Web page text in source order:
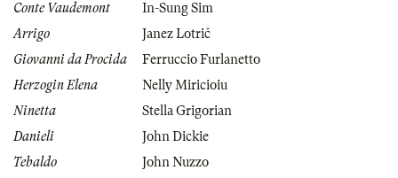
Conte Vaudemont
In-Sung Sim
Arrigo
Janez Lotrič
Giovanni da Procida
Ferruccio Furlanetto
Herzogin Elena
Nelly Miricioiu
Ninetta
Stella Grigorian
Danieli
John Dickie
Tebaldo
John Nuzzo